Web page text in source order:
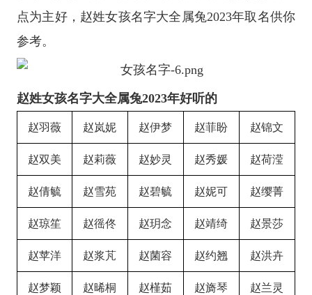
点为主好，赵姓女孩名字大全属兔2023年取名供你
参考。
赵姓女孩名字大全属兔2023年好听的
赵羽薇 赵岚妮 赵伊梦 赵菲盼 赵锦文
赵双美 赵莉薇 赵妙灵 赵秀媛 赵荷滢
赵倩毓 赵雪苑 赵碧毓 赵妮可 赵缨菁
赵琼笙 赵徭佟 赵玥念 赵靖绮 赵景莎
赵苹洋 赵浆芃 赵菌容 赵约翘 赵洪卉
赵梦颖 赵晞桐 赵槿茹 赵旖琴 赵兰灵